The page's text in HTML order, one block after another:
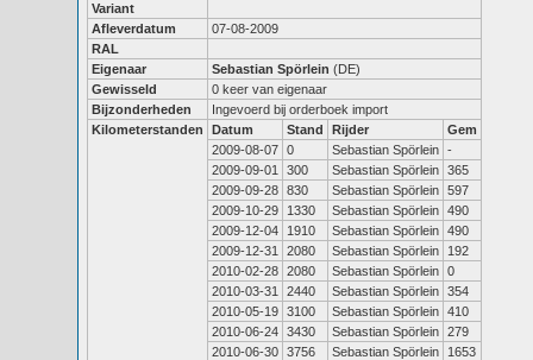
Variant
Afleverdatum
07-08-2009
RAL
Eigenaar
Sebastian Spörlein (DE)
Gewisseld
0 keer van eigenaar
Bijzonderheden
Ingevoerd bij orderboek import
Kilometerstanden
Datum Stand Rijder
Gem
2009-08-07 0 Sebastian Spörlein -
2009-09-01
300 Sebastian Spörlein 365
2009-09-28 830 Sebastian Spörlein 597
2009-10-29
1330 Sebastian Spörlein 490
2009-12-04
1910 Sebastian Spörlein 490
2009-12-31
2080 Sebastian Spörlein
192
2010-02-28 2080 Sebastian Spörlein 0
2010-03-31
2440 Sebastian Spörlein 354
2010-05-19 3100 Sebastian Spörlein 410
2010-06-24 3430 Sebastian Spörlein 279
2010-06-30 3756 Sebastian Spörlein
1653